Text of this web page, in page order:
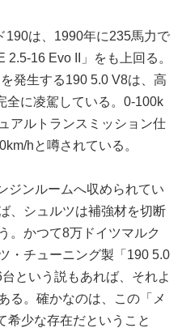
190は、1990年に235馬力で
16 Evo II」をも上回る。
発生する190 5.0 V8は、高
全に凌駕している。0-100k
アルトランスミッション仕
hと噂されている。
ジンルームへ収められてい
、シュルツは補強材を切断
。かつて8万ドイツマルク
・チューニング製「190 5.0
という説もあれば、それよ
る。確かなのは、この「メ
希少な存在だということ